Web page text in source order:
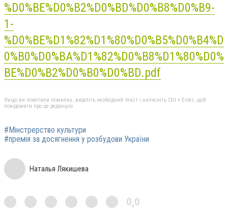
%D0%BE%D0%B2%D0%BD%D0%B8%D0%B9-
1-
%D0%BE%D1%82%D1%80%D0%B5%D0%B4%D
0%B0%D0%BA%D1%82%D0%B8%D1%80%D0%
BE%D0%B2%D0%B0%D0%BD.pdf
Якщо ви помітили помилку, виділіть необхідний текст і натисніть Ctrl + Enter, щоб
повідомити про це редакцію
#Мінстрерство культури
#премія за досягнення у розбудови України
Наталья Лякишева
0,0